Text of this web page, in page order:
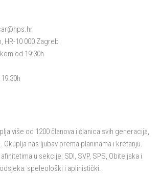
HR-10 000 Zagreb
od 19:30h
više od 1200 članova i članica svih generacija,
nas ljubav prema planinama i kretanju.
u sekcije: SDI, SVP, SPS, Obiteljska i
speleološki i aplinistički.